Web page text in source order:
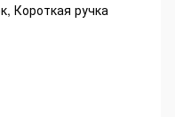
Короткая ручка